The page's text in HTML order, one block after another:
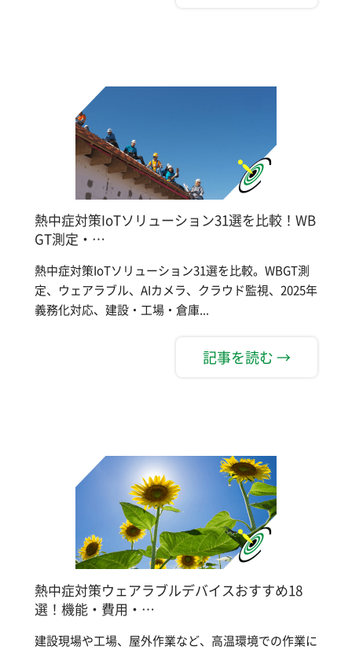
熱中症対策IoTソリューション31選を比較！WB
GT測定・…
熱中症対策IoTソリューション31選を比較。WBGT測
定、ウェアラブル、AIカメラ、クラウド監視、2025年
義務化対応、建設・工場・倉庫...
記事を読む →
熱中症対策ウェアラブルデバイスおすすめ18
選！機能・費用・…
建設現場や工場、屋外作業など、高温環境での作業に